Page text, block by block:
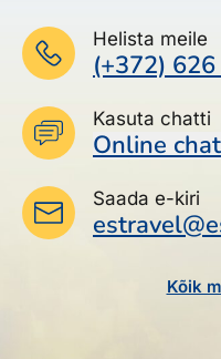
Helista meile
(+372)
Kasuta chatti
Online chat
Saada e-kiri
Kõik